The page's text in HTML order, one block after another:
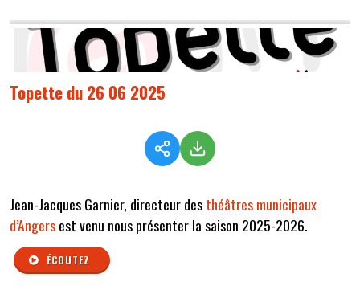
Topette du 26 06 2025
Jean-Jacques Garnier, directeur desthéâtres municipaux
d’Angersest venu nous présenter la saison 2025-2026.
ÉCOUTEZ